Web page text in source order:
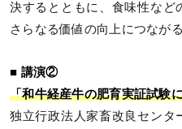
決するとともに、食味性など
さらなる価値の向上につなが
■ 講演②
「和牛経産牛の肥育実証試験
独立行政法人家畜改良セン